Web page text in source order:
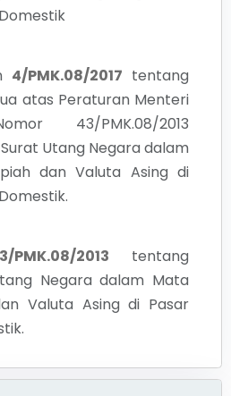
4/PMK.08/2017 tentang
atas Peraturan Menteri
43/PMK.08/2013
Utang Negara dalam
dan Valuta Asing di
PMK.08/2013
tentang
Negara dalam Mata
Valuta Asing di Pasar